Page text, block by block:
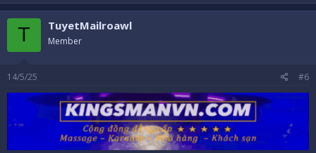
T TuyetMailroawl
Member
14/5/25 #6